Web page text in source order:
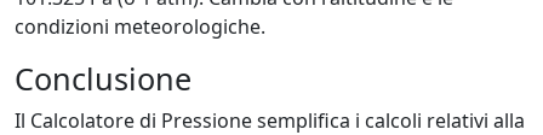
condizioni meteorologiche.
Conclusione
Il Calcolatore di Pressione semplifica i calcoli relativi alla